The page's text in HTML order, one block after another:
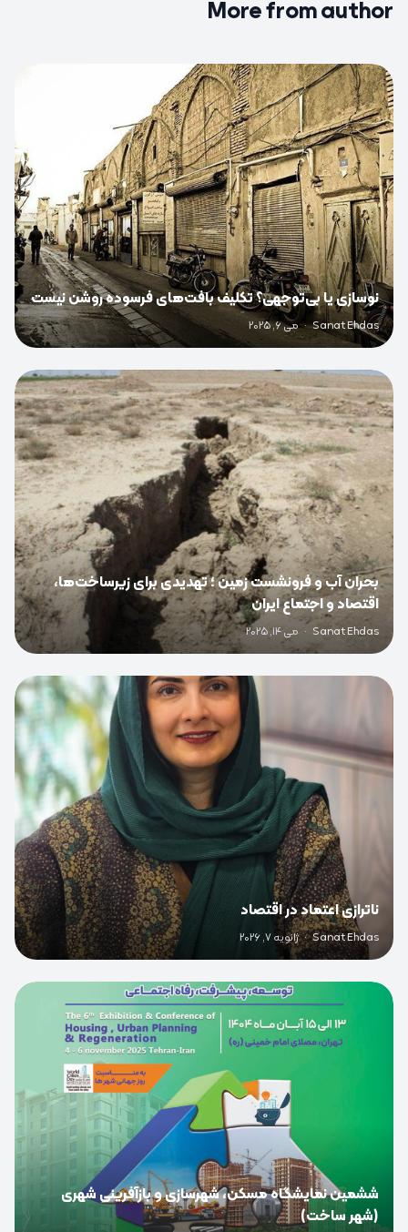
More from author
0
نوسازی یا بی‌توجهی؟ تکلیف بافت‌های فرسوده روشن نیست
Sanat Ehdas
· می 6, 2025
0
بحران آب و فرونشست زمین ؛ تهدیدی برای زیرساخت‌ها،
اقتصاد و اجتماع ایران
Sanat Ehdas
· می 14, 2025
ناترازی اعتماد در اقتصاد
Sanat Ehdas
· ژانویه 7, 2026
0
ششمین نمایشگاه مسکن، شهرسازی و بازآفرینی شهری
(شهر ساخت)